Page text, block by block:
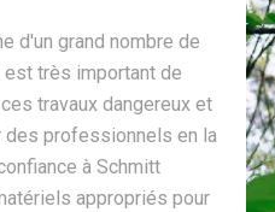
d'un grand nombre de
très important de
travaux dangereux et
des professionnels en la
à Schmitt
appropriés pour